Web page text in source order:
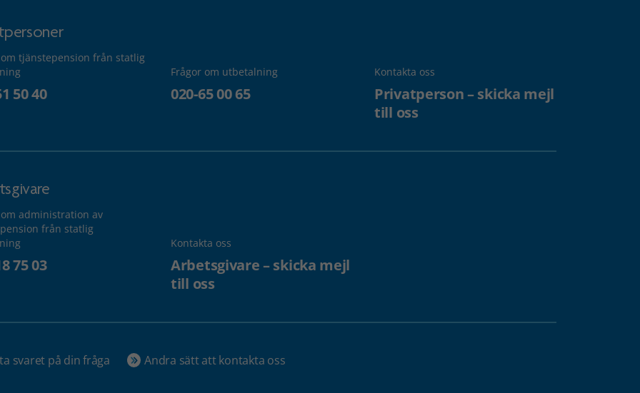
om tjänstepension från statlig
50 40
Frågor om utbetalning
020-65 00 65
Kontakta oss
Privatperson – skicka mejl
till oss
administration av
från statlig
75 03
Kontakta oss
Arbetsgivare – skicka mejl
till oss
svaret på din fråga Andra sätt att kontakta oss